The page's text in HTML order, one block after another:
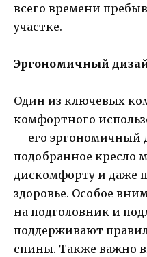
всего времени
участке.
Эргономичный
Один из ключевых
комфортного
— его эргономичный
подобранное кресло
дискомфорту и даже
здоровье. Особое
на подголовник и
поддерживают
спины. Также важно